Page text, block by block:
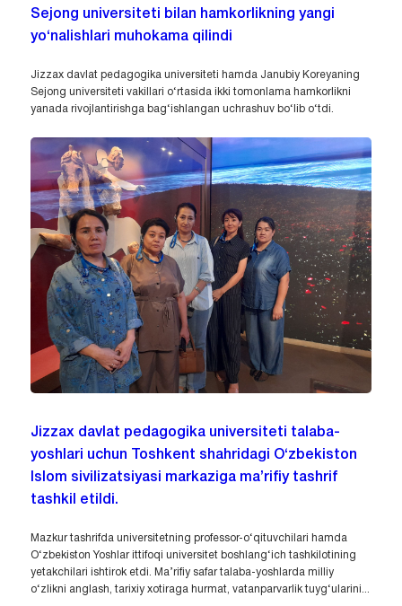
Sejong universiteti bilan hamkorlikning yangi
yo‘nalishlari muhokama qilindi
Jizzax davlat pedagogika universiteti hamda Janubiy Koreyaning
Sejong universiteti vakillari o‘rtasida ikki tomonlama hamkorlikni
yanada rivojlantirishga bag‘ishlangan uchrashuv bo‘lib o‘tdi.
Jizzax davlat pedagogika universiteti talaba-
yoshlari uchun Toshkent shahridagi O‘zbekiston
Islom sivilizatsiyasi markaziga ma’rifiy tashrif
tashkil etildi.
Mazkur tashrifda universitetning professor-o‘qituvchilari hamda
O‘zbekiston Yoshlar ittifoqi universitet boshlang‘ich tashkilotining
yetakchilari ishtirok etdi. Ma’rifiy safar talaba-yoshlarda milliy
o‘zlikni anglash, tarixiy xotiraga hurmat, vatanparvarlik tuyg‘ularini...